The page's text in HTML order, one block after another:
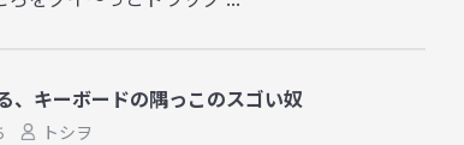
、キーボードの隅っこのスゴい奴
トシヲ